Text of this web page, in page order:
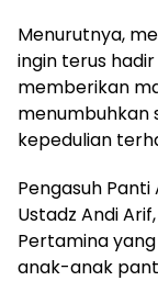
Menurutnya,
ingin terus
memberikan
menumbuhkan
kepedulian
Pengasuh
Ustadz Andi
Pertamina
anak-anak